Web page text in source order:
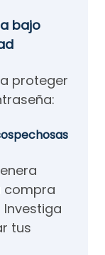
bajo
proteger
compra
Investiga
tus